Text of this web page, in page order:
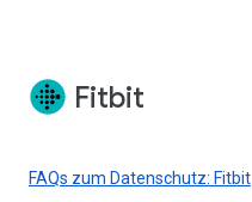
Fitbit
FAQs zum Datenschutz: Fitbit